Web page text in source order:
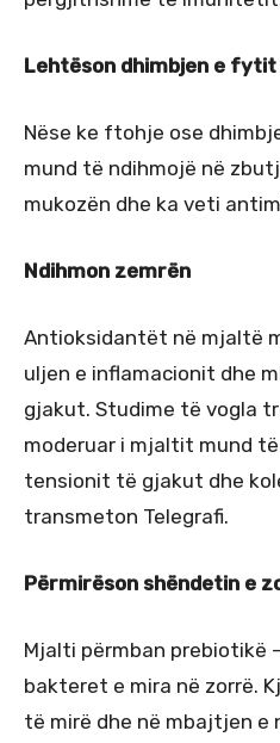
Lehtëson dhimbjen e fytit
Nëse ke ftohje ose
mund të ndihmojë në
mukozën dhe ka veti
Ndihmon zemrën
Antioksidantët në mjaltë
uljen e inflamacionit dhe
gjakut. Studime të vogla
moderuar i mjaltit mund
tensionit të gjakut dhe
transmeton Telegrafi.
Përmirëson shëndetin e
Mjalti përmban prebiotikë
bakteret e mira në zorrë.
të mirë dhe në mbajtjen